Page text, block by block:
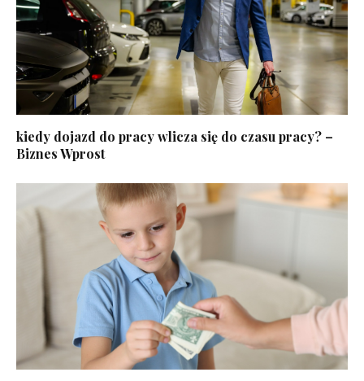
kiedy dojazd do pracy wlicza się do czasu pracy? –
Biznes Wprost